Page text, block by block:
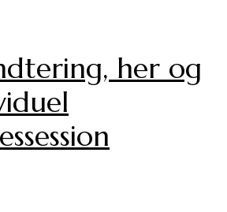
her og